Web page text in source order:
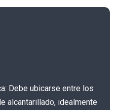
Debe ubicarse entre los
alcantarillado, idealmente